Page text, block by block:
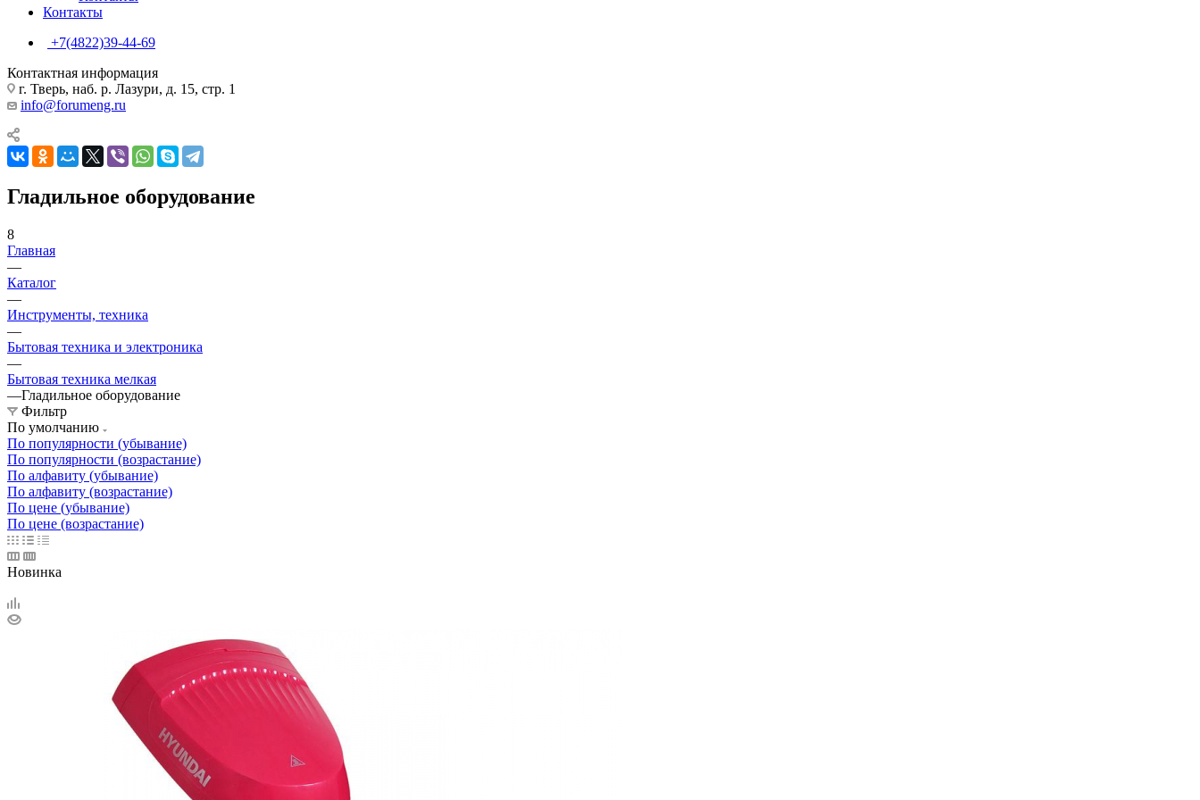
Контакты
+7(4822)39-44-69
Контактная информация
г. Тверь, наб. р. Лазури, д. 15, стр. 1
info@forumeng.ru
Гладильное оборудование
8
Главная
—
Каталог
—
Инструменты, техника
—
Бытовая техника и электроника
—
Бытовая техника мелкая
—Гладильное оборудование
Фильтр
По умолчанию
По популярности (убывание)
По популярности (возрастание)
По алфавиту (убывание)
По алфавиту (возрастание)
По цене (убывание)
По цене (возрастание)
Новинка